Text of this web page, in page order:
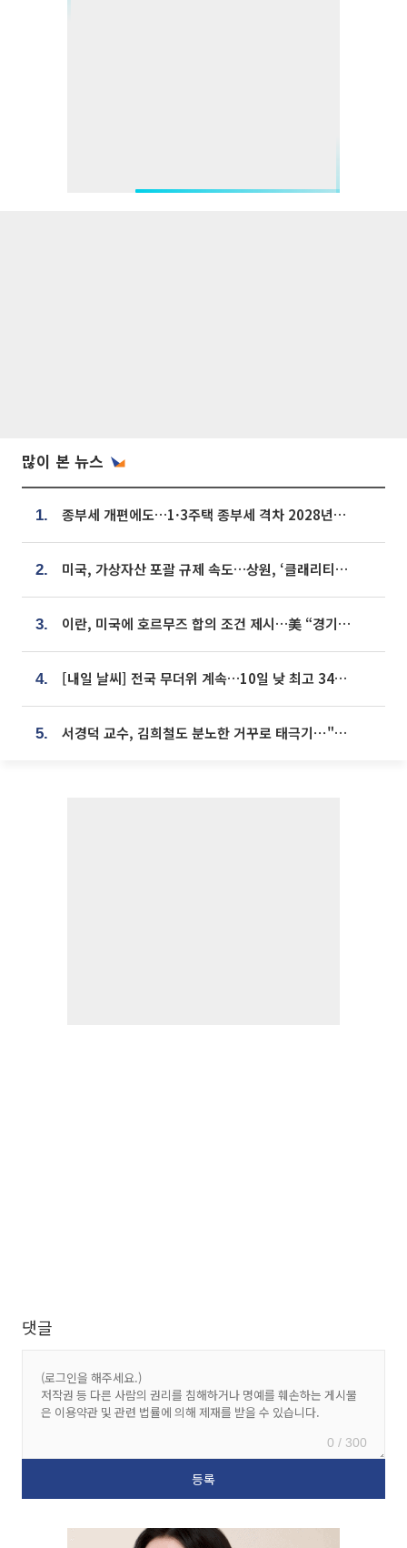
많이 본 뉴스
1. 종부세 개편에도…1·3주택 종부세 격차 2028년부터 확대
2. 미국, 가상자산 포괄 규제 속도…상원, ‘클래리티법’ 9월 절차투표 추진
3. 이란, 미국에 호르무즈 합의 조건 제시…美 “경기 아직 안 끝나” [종합]
4. [내일 날씨] 전국 무더위 계속…10일 낮 최고 34도 육박
5. 서경덕 교수, 김희철도 분노한 거꾸로 태극기⋯"엉터리는 아냐, 아쉬울 뿐"
댓글
0 / 300